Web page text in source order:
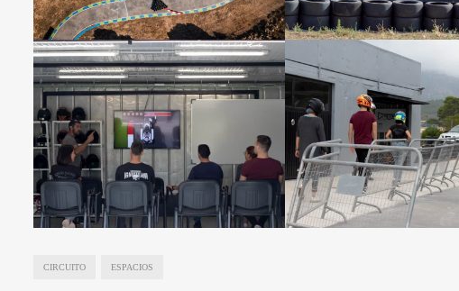
CIRCUITO ESPACIOS